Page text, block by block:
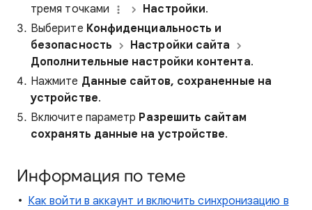
тремя точками
Настройки.
Выберите Конфиденциальность и
безопасность
Настройки сайта
Дополнительные настройки контента.
Нажмите Данные сайтов, сохраненные на
устройстве.
Включите параметр Разрешить сайтам
сохранять данные на устройстве.
Информация по теме
Как войти в аккаунт и включить синхронизацию в